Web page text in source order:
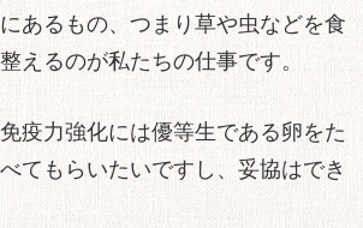
あるもの、つまり草や虫などを食
えるのが私たちの仕事です。
疫力強化には優等生である卵をた
てもらいたいですし、妥協はでき